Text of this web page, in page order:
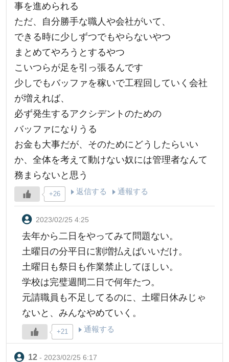
事を進められる
ただ、自分勝手な職人や会社がいて、
できる時に少しずつでもやらないやつ
まとめてやろうとするやつ
こいつらが足を引っ張るんです
少しでもバッファを稼いで工程回していく会社
が増えれば、
必ず発生するアクシデントのための
バッファになりうる
お金も大事だが、そのためにどうしたらいい
か、全体を考えて動けない奴には管理者なんて
務まらないと思う
+26 返信する 通報する
2023/02/25 4:25
去年から二日をやってみて問題ない。
土曜日の分平日に割増払えばいいだけ。
土曜日も祭日も作業禁止してほしい。
学校は完璧週間二日で何年たつ。
元請職員も不足してるのに、土曜日休みじゃ
ないと、みんなやめていく。
+21 通報する
- 2023/02/25 6:17